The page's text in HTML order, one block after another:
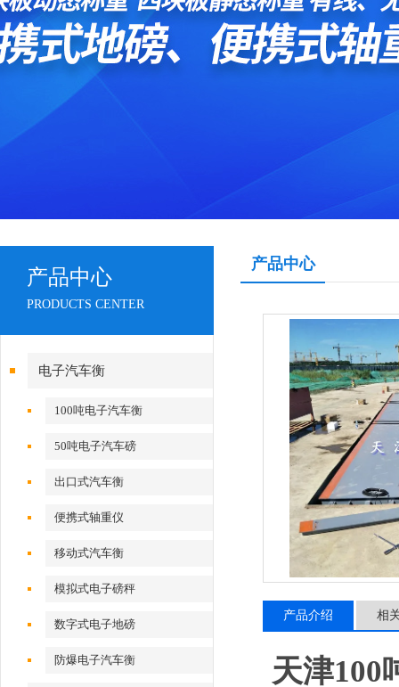
产品中心
PRODUCTS CENTER
电子汽车衡
100吨电子汽车衡
50吨电子汽车磅
出口式汽车衡
便携式轴重仪
移动式汽车衡
模拟式电子磅秤
数字式电子地磅
防爆电子汽车衡
产品中心
产品介绍 相
天津100